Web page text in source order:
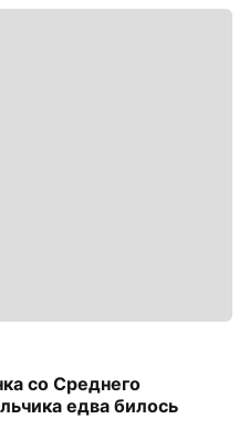
со Среднего
едва билось